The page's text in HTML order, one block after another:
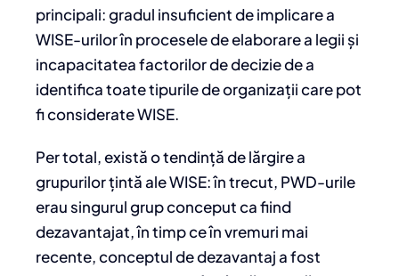
principali: gradul insuficient de implicare a
WISE-urilor în procesele de elaborare a legii și
incapacitatea factorilor de decizie de a
identifica toate tipurile de organizații care pot
fi considerate WISE.
Per total, există o tendință de lărgire a
grupurilor țintă ale WISE: în trecut, PWD-urile
erau singurul grup conceput ca fiind
dezavantajat, în timp ce în vremuri mai
recente, conceptul de dezavantaj a fost